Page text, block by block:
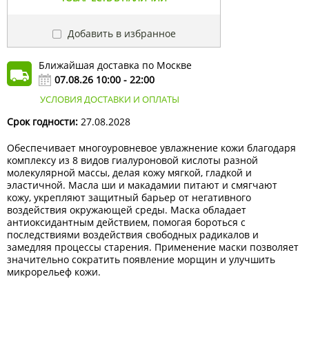
Добавить в избранное
Ближайшая доставка по Москве
07.08.26 10:00 - 22:00
УСЛОВИЯ ДОСТАВКИ И ОПЛАТЫ
Срок годности: 27.08.2028
Обеспечивает многоуровневое увлажнение кожи благодаря
комплексу из 8 видов гиалуроновой кислоты разной
молекулярной массы, делая кожу мягкой, гладкой и
эластичной. Масла ши и макадамии питают и смягчают
кожу, укрепляют защитный барьер от негативного
воздействия окружающей среды. Маска обладает
антиоксидантным действием, помогая бороться с
последствиями воздействия свободных радикалов и
замедляя процессы старения. Применение маски позволяет
значительно сократить появление морщин и улучшить
микрорельеф кожи.